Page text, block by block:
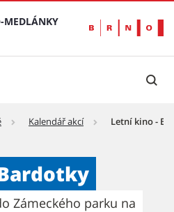
MEDLÁNKY
Kalendář akcí Letní kino -
Zámeckého parku na